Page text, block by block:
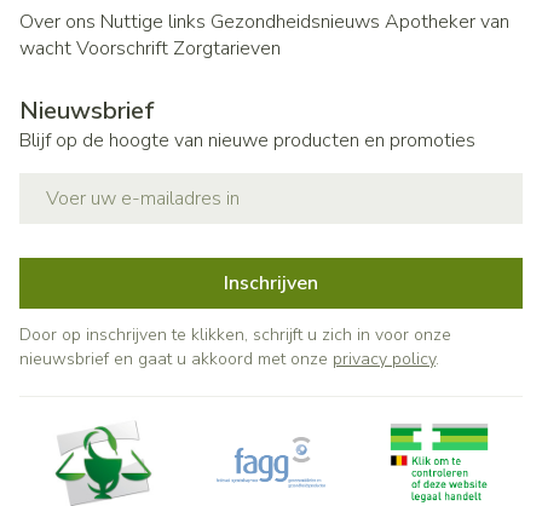
Over ons Nuttige links Gezondheidsnieuws Apotheker van
wachtVoorschrift Zorgtarieven
Nieuwsbrief
Blijf op de hoogte van nieuwe producten en promoties
Inschrijven
Door op inschrijven te klikken, schrijft u zich in voor onze
nieuwsbrief en gaat u akkoord met onze privacy policy.